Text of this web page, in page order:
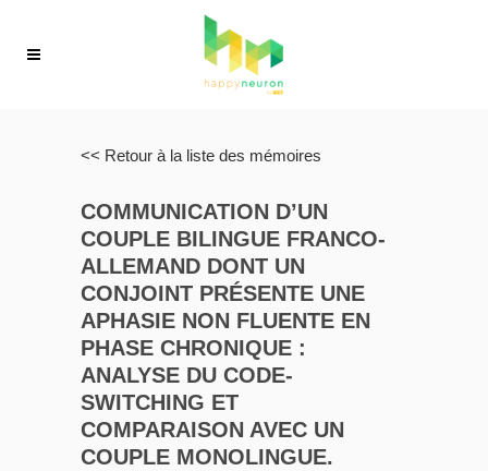
<< Retour à la liste des mémoires
COMMUNICATION D’UN
COUPLE BILINGUE FRANCO-
ALLEMAND DONT UN
CONJOINT PRÉSENTE UNE
APHASIE NON FLUENTE EN
PHASE CHRONIQUE :
ANALYSE DU CODE-
SWITCHING ET
COMPARAISON AVEC UN
COUPLE MONOLINGUE.